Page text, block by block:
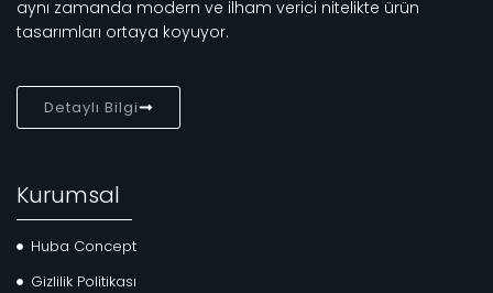
aynı zamanda modern ve ilham verici nitelikte ürün
tasarımları ortaya koyuyor.
Detaylı Bilgi
Kurumsal
Huba Concept
Gizlilik Politikası